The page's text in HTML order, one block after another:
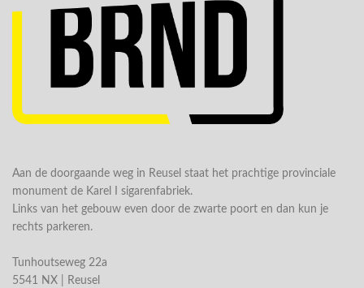
Aan de doorgaande weg in Reusel staat het prachtige provinciale
monument de Karel I sigarenfabriek.
Links van het gebouw even door de zwarte poort en dan kun je
rechts parkeren.
Tunhoutseweg 22a
5541 NX | Reusel